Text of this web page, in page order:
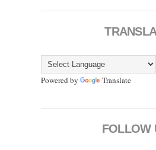
Powered by Translate
FOLLOW